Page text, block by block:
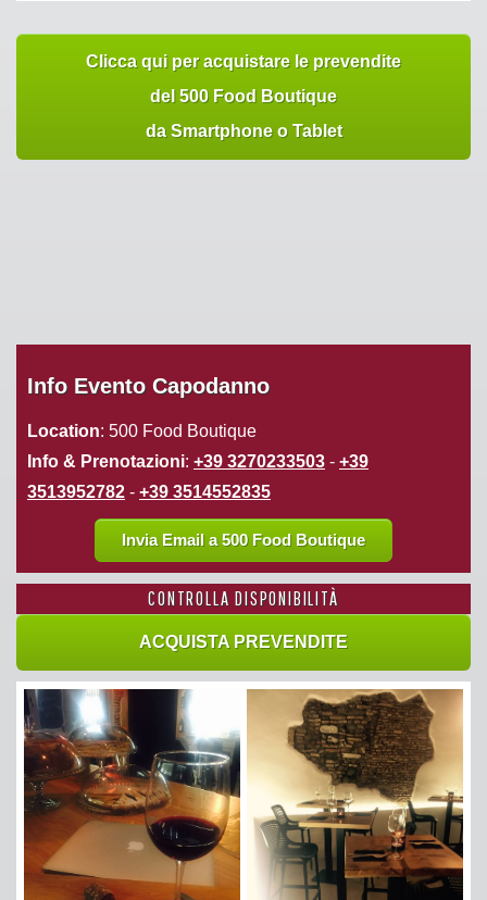
Clicca qui per acquistare le prevendite
del 500 Food Boutique
da Smartphone o Tablet
Info Evento Capodanno
Location: 500 Food Boutique
Info & Prenotazioni: +39 3270233503 - +39
3513952782 - +39 3514552835
Invia Email a 500 Food Boutique
CONTROLLA DISPONIBILITÀ
ACQUISTA PREVENDITE